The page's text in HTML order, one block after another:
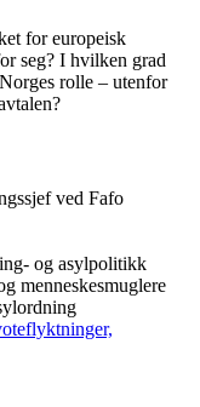
for europeisk
seg? I hvilken grad
rolle – utenfor
ved Fafo
og asylpolitikk
menneskesmuglere